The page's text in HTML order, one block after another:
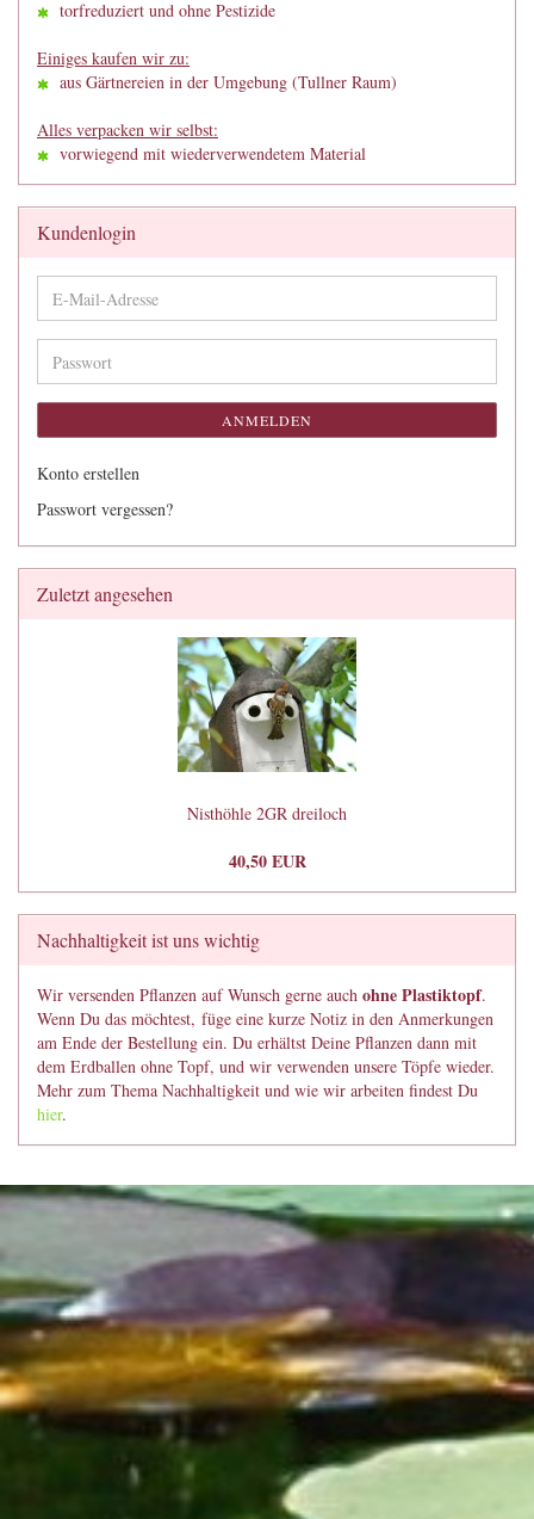
torfreduziert und ohne Pestizide
Einiges kaufen wir zu:
aus Gärtnereien in der Umgebung (Tullner Raum)
Alles verpacken wir selbst:
vorwiegend mit wiederverwendetem Material
Kundenlogin
E-
Mail-
Adresse
Passwort
ANMELDEN
Konto erstellen
Passwort vergessen?
Zuletzt angesehen
Nisthöhle 2GR dreiloch
40,50 EUR
Nachhaltigkeit ist uns wichtig
Wir versenden Pflanzen auf Wunsch gerne auch ohne Plastiktopf.
Wenn Du das möchtest, füge eine kurze Notiz in den Anmerkungen
am Ende der Bestellung ein. Du erhältst Deine Pflanzen dann mit
dem Erdballen ohne Topf, und wir verwenden unsere Töpfe wieder.
Mehr zum Thema Nachhaltigkeit und wie wir arbeiten findest Du
hier.